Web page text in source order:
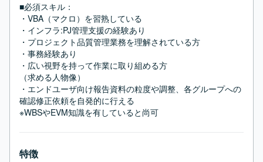
■必須スキル：
・VBA（マクロ）を習熟している
・インフラ:PJ管理支援の経験あり
・プロジェクト品質管理業務を理解されている方
・事務経験あり
・広い視野を持って作業に取り組める方
（求める人物像）
・エンドユーザ向け報告資料の粒度や調整、各グループへの
確認修正依頼を自発的に行える
※WBSやEVM知識を有していると尚可
特徴